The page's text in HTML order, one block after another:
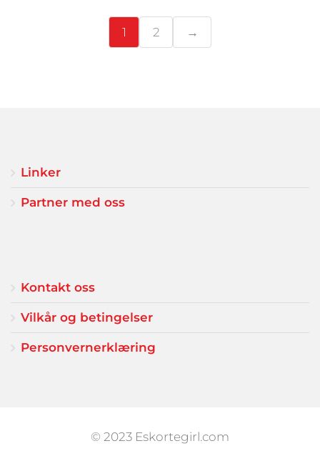
1 2 →
Linker
Partner med oss
Kontakt oss
Vilkår og betingelser
Personvernerklæring
© 2023 Eskortegirl.com